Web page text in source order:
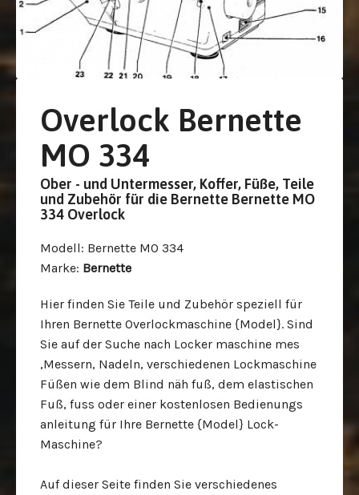
Overlock Bernette
MO 334
Ober - und Untermesser, Koffer, Füße, Teile
und Zubehör für die Bernette Bernette MO
334 Overlock
Modell: Bernette MO 334
Marke: Bernette
Hier finden Sie Teile und Zubehör speziell für
Ihren Bernette Overlockmaschine {Model}. Sind
Sie auf der Suche nach Locker maschine mes
,Messern, Nadeln, verschiedenen Lockmaschine
Füßen wie dem Blind näh fuß, dem elastischen
Fuß, fuss oder einer kostenlosen Bedienungs
anleitung für Ihre Bernette {Model} Lock-
Maschine?
Auf dieser Seite finden Sie verschiedenes